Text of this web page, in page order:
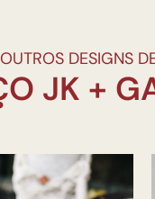
OUTROS DESIGNS